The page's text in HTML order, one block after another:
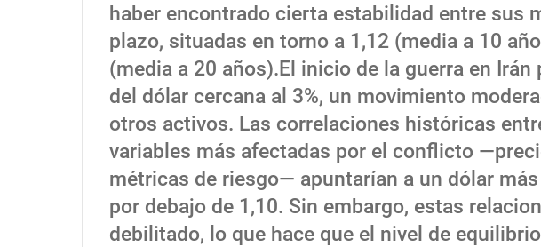
haber encontrado cierta estabilidad entre sus
plazo, situadas en torno a 1,12 (media a 10
(media a 20 años).El inicio de la guerra en
del dólar cercana al 3%, un movimiento
otros activos. Las correlaciones históricas
variables más afectadas por el conflicto
métricas de riesgo— apuntarían a un dólar más
por debajo de 1,10. Sin embargo, estas
debilitado, lo que hace que el nivel de